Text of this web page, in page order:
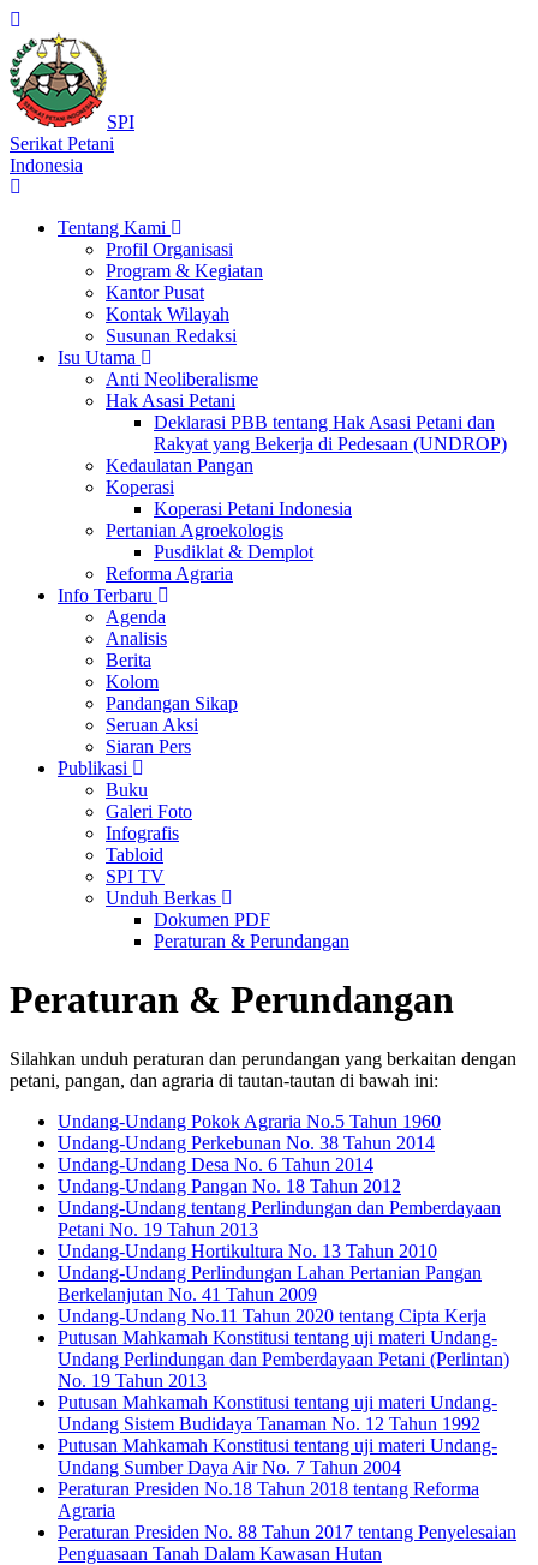
SPI
Serikat Petani
Indonesia
Tentang Kami
Profil Organisasi
Program & Kegiatan
Kantor Pusat
Kontak Wilayah
Susunan Redaksi
Isu Utama
Anti Neoliberalisme
Hak Asasi Petani
Deklarasi PBB tentang Hak Asasi Petani dan
Rakyat yang Bekerja di Pedesaan (UNDROP)
Kedaulatan Pangan
Koperasi
Koperasi Petani Indonesia
Pertanian Agroekologis
Pusdiklat & Demplot
Reforma Agraria
Info Terbaru
Agenda
Analisis
Berita
Kolom
Pandangan Sikap
Seruan Aksi
Siaran Pers
Publikasi
Buku
Galeri Foto
Infografis
Tabloid
SPI TV
Unduh Berkas
Dokumen PDF
Peraturan & Perundangan
Peraturan & Perundangan
Silahkan unduh peraturan dan perundangan yang berkaitan dengan
petani, pangan, dan agraria di tautan-tautan di bawah ini:
Undang-Undang Pokok Agraria No.5 Tahun 1960
Undang-Undang Perkebunan No. 38 Tahun 2014
Undang-Undang Desa No. 6 Tahun 2014
Undang-Undang Pangan No. 18 Tahun 2012
Undang-Undang tentang Perlindungan dan Pemberdayaan
Petani No. 19 Tahun 2013
Undang-Undang Hortikultura No. 13 Tahun 2010
Undang-Undang Perlindungan Lahan Pertanian Pangan
Berkelanjutan No. 41 Tahun 2009
Undang-Undang No.11 Tahun 2020 tentang Cipta Kerja
Putusan Mahkamah Konstitusi tentang uji materi Undang-
Undang Perlindungan dan Pemberdayaan Petani (Perlintan)
No. 19 Tahun 2013
Putusan Mahkamah Konstitusi tentang uji materi Undang-
Undang Sistem Budidaya Tanaman No. 12 Tahun 1992
Putusan Mahkamah Konstitusi tentang uji materi Undang-
Undang Sumber Daya Air No. 7 Tahun 2004
Peraturan Presiden No.18 Tahun 2018 tentang Reforma
Agraria
Peraturan Presiden No. 88 Tahun 2017 tentang Penyelesaian
Penguasaan Tanah Dalam Kawasan Hutan